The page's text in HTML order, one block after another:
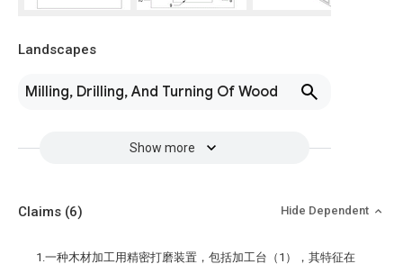
Landscapes
Milling, Drilling, And Turning Of Wood
Show more
Claims (6) Hide Dependent
1.一种木材加工用精密打磨装置，包括加工台（1），其特征在